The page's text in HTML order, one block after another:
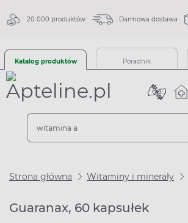
20 000 produktów Darmowa dostawa
Katalog produktów Poradnik
Strona główna Witaminy i minerały
Guaranax, 60 kapsułek